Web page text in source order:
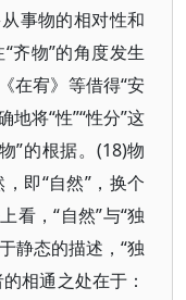
事物的相对性和
齐物”的角度发生
在宥》等借得“安
地将“性”“性分”这
”的根据。(18)物
即“自然”，换个
看，“自然”与“独
静态的描述，“独
相通之处在于：